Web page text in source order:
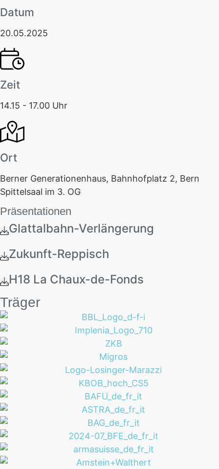
Datum
20.05.2025
Zeit
14.15 - 17.00 Uhr
Ort
Berner Generationenhaus, Bahnhofplatz 2, Bern
Spittelsaal im 3. OG
Präsentationen
Glattalbahn-Verlängerung
Zukunft-Reppisch
H18 La Chaux-de-Fonds
Träger